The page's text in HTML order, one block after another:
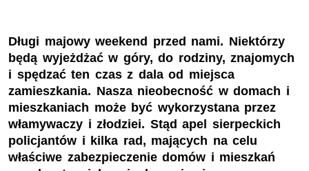
Długi majowy weekend przed nami. Niektórzy
będą wyjeżdżać w góry, do rodziny, znajomych
i spędzać ten czas z dala od miejsca
zamieszkania. Nasza nieobecność w domach i
mieszkaniach może być wykorzystana przez
włamywaczy i złodziei. Stąd apel sierpeckich
policjantów i kilka rad, mających na celu
właściwe zabezpieczenie domów i mieszkań